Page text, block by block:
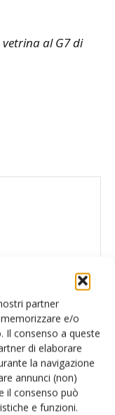
partner
e/o
Il consenso a queste
di elaborare
la navigazione
annunci (non)
il consenso può
e funzioni.
al G7 di